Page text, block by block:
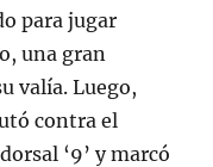
para jugar
una gran
valía. Luego,
contra el
‘9’ y marcó